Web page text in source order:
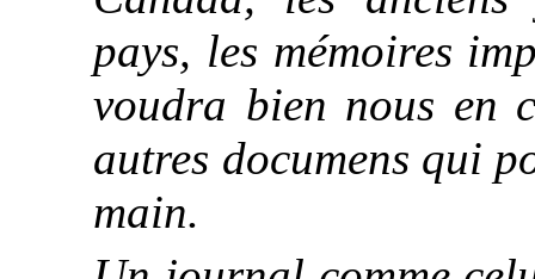
pays, les mémoires
voudra bien nous en
autres documens qui
main.